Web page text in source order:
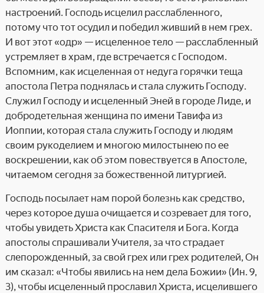
настроений. Господь исцелил расслабленного,
потому что тот осудил и победил живший в нем грех.
И вот этот «одр» — исцеленное тело — расслабленный
устремляет в храм, где встречается с Господом.
Вспомним, как исцеленная от недуга горячки теща
апостола Петра поднялась и стала служить Господу.
Служил Господу и исцеленный Эней в городе Лиде, и
добродетельная женщина по имени Тавифа из
Иоппии, которая стала служить Господу и людям
своим рукоделием и многою милостынею по ее
воскрешении, как об этом повествуется в Апостоле,
читаемом сегодня за божественной литургией.
Господь посылает нам порой болезнь как средство,
через которое душа очищается и созревает для того,
чтобы увидеть Христа как Спасителя и Бога. Когда
апостолы спрашивали Учителя, за что страдает
слепорожденный, за свой грех или грех родителей, Он
им сказал: «Чтобы явились на нем дела Божии» (Ин. 9,
3), чтобы исцеленный прославил Христа, исцелившего